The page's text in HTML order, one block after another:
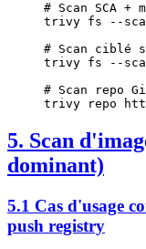
# Scan SCA
trivy fs --
# Scan ciblé
trivy fs --
# Scan repo
trivy repo
5. Scan
dominant)
5.1 Cas d'usage
push registry